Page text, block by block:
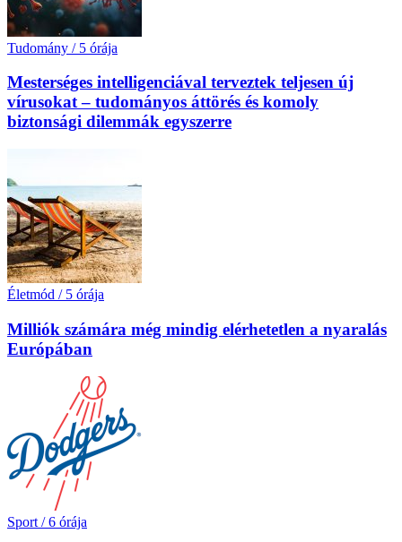
Tudomány / 5 órája
Mesterséges intelligenciával terveztek teljesen új
vírusokat – tudományos áttörés és komoly
biztonsági dilemmák egyszerre
Életmód / 5 órája
Milliók számára még mindig elérhetetlen a nyaralás
Európában
Sport / 6 órája